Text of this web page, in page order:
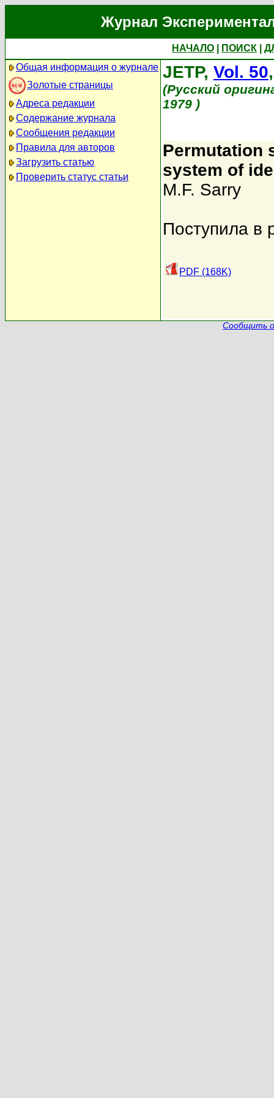
Журнал
НАЧАЛО ПОИСК
Общая информация о журнале
Золотые страницы
Адреса редакции
Содержание журнала
Сообщения редакции
Правила для авторов
Загрузить статью
Проверить статус статьи
JETP, Vol. 50
(Русский
1979 )
Permutation
system of
M.F. Sarry
Поступила в
PDF (168K)
Сообщить о